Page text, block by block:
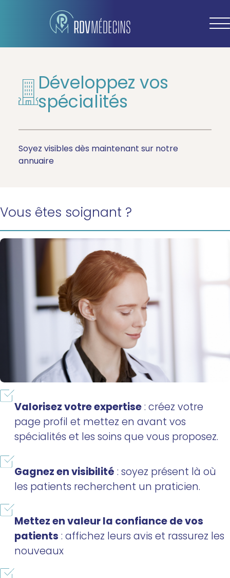
Développez vos
spécialités
Soyez visibles dès maintenant sur notre
annuaire
Vous êtes soignant ?
Valorisez votre expertise: créez votre
page profil et mettez en avant vos
spécialités et les soins que vous proposez.
Gagnez en visibilité : soyez présent là où
les patients recherchent un praticien.
Mettez en valeur la confiance de vos
patients : affichez leurs avis et rassurez les
nouveaux